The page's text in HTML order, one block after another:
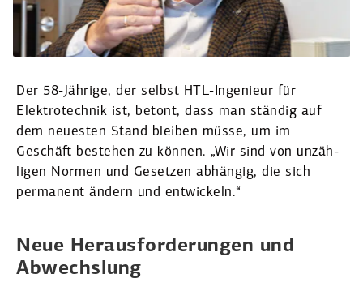
Der 58-Jährige, der selbst HTL-Ingenieur für
Elektro­technik ist, betont, dass man ständig auf
dem neuesten Stand bleiben müsse, um im
Geschäft bestehen zu können. „Wir sind von unzäh­
ligen Normen und Gesetzen abhängig, die sich
permanent ändern und entwi­ckeln.“
Neue Heraus­for­de­rungen und
Abwechslung